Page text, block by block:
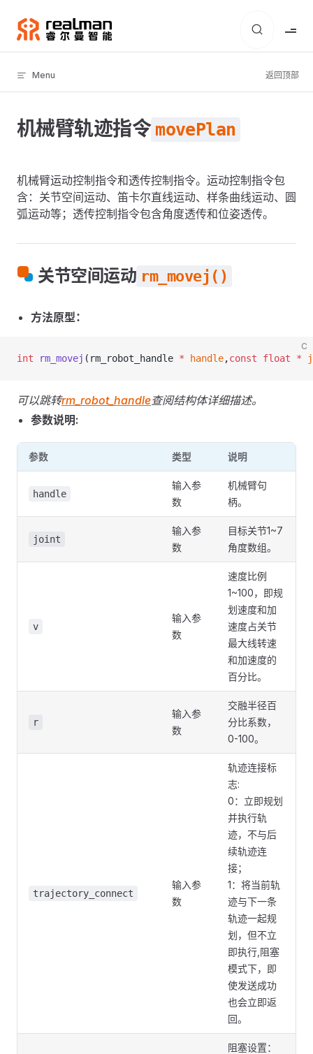
Skip to content
Menu 返回顶部
机械臂轨迹指令 movePlan
机械臂运动控制指令和透传控制指令。运动控制指令包
含：关节空间运动、笛卡尔直线运动、样条曲线运动、圆
弧运动等；透传控制指令包含角度透传和位姿透传。
关节空间运动 rm_movej()
方法原型：
C
int rm_movej (rm_robot_handle * handle,const float *
可以跳转rm_robot_handle查阅结构体详细描述。
参数说明:
参数 类型 说明
handle
输入参
数
机械臂句
柄。
joint
输入参
数
目标关节1~7
角度数组。
v
输入参
数
速度比例
1~100，即规
划速度和加
速度占关节
最大线转速
和加速度的
百分比。
r
输入参
数
交融半径百
分比系数，
0-100。
trajectory_connect
输入参
数
轨迹连接标
志:
0：立即规划
并执行轨
迹，不与后
续轨迹连
接；
1：将当前轨
迹与下一条
轨迹一起规
划，但不立
即执行,阻塞
模式下，即
使发送成功
也会立即返
回。
阻塞设置：